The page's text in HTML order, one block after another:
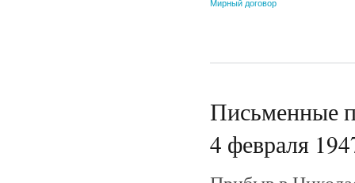
Письменные
4 февраля